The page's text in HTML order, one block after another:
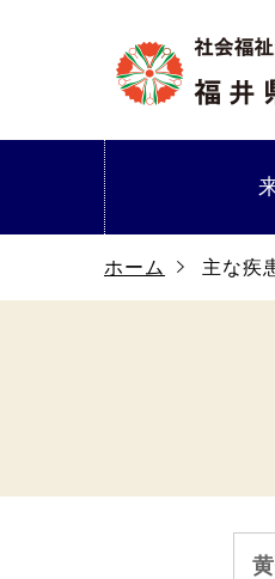
ホーム 主な疾